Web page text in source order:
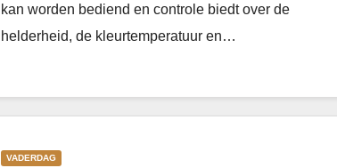
kan worden bediend en controle biedt over de
helderheid, de kleurtemperatuur en…
VADERDAG